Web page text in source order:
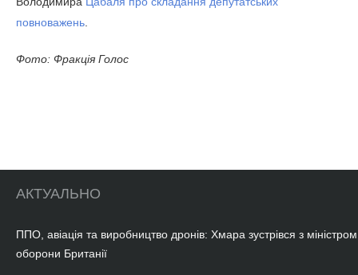
засіданні 27 квітня підтримав заяву народного депутата
повноважень.
АКТУАЛЬНО